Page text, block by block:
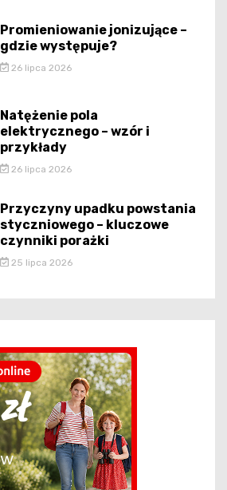
Promieniowanie jonizujące –
gdzie występuje?
26 lipca 2026
Natężenie pola
elektrycznego – wzór i
przykłady
26 lipca 2026
Przyczyny upadku powstania
styczniowego – kluczowe
czynniki porażki
25 lipca 2026